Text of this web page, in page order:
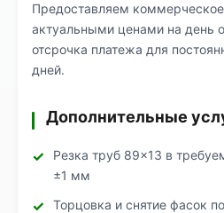
Предоставляем
актуальными ценами на день
отсрочка платежа для
дней.
Дополнительные
Резка труб 89×13 в
±1 мм
Торцовка и снятие фасок